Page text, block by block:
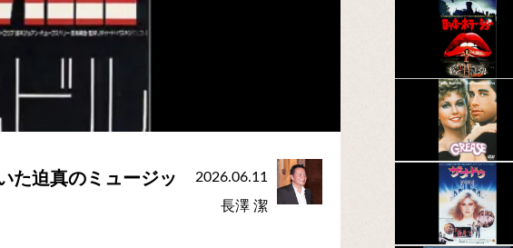
た迫真のミュージッ
2026.06.11
長澤 潔